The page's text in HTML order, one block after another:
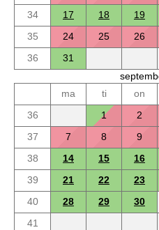
34
17 18 19
35
24 25 26
36
31
ma
ti on
36
1 2
37
7 8 9
38
14 15 16
39
21 22 23
40
28 29
30
41